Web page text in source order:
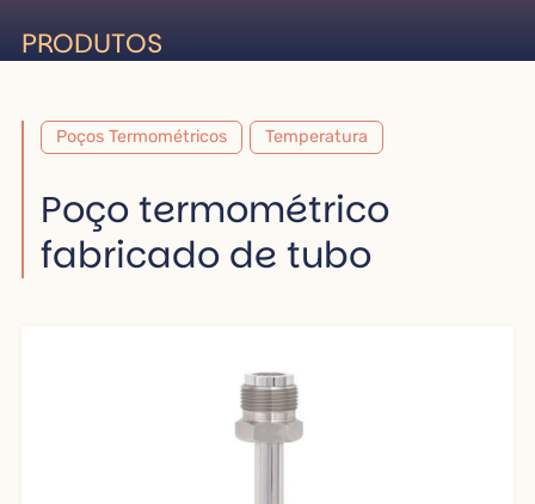
PRODUTOS
Poços Termométricos Temperatura
Poço termométrico
fabricado de tubo